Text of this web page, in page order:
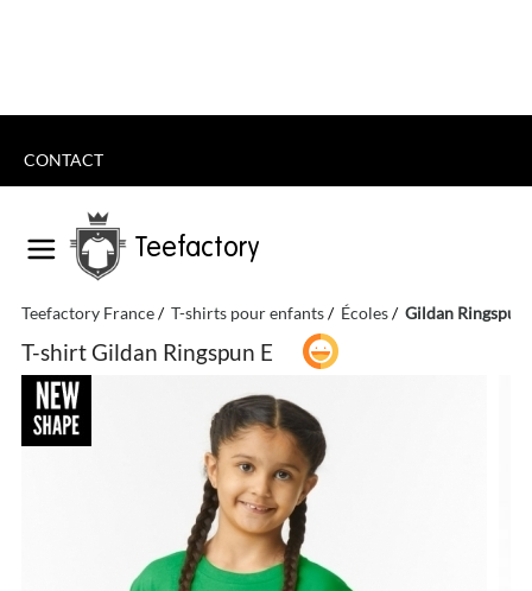
CONTACT
Teefactory
Teefactory France T-shirts pour enfants Écoles Gildan Ringspun
T-shirt Gildan Ringspun E